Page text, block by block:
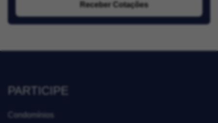
Receber Cotações
PARTICIPE
Condomínios